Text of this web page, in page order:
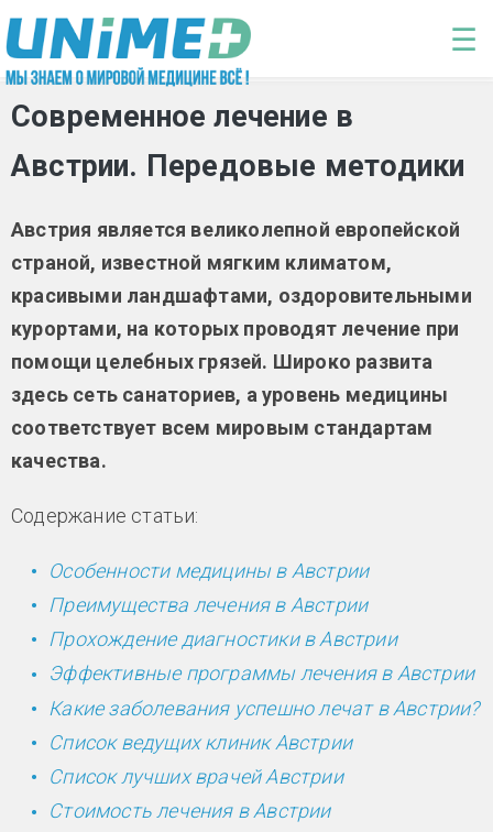
Перейти к основному содержанию
☰
Современное лечение в
Австрии. Передовые методики
Австрия является великолепной европейской
страной, известной мягким климатом,
красивыми ландшафтами, оздоровительными
курортами, на которых проводят лечение при
помощи целебных грязей. Широко развита
здесь сеть санаториев, а уровень медицины
соответствует всем мировым стандартам
качества.
Содержание статьи:
Особенности медицины в Австрии
Преимущества лечения в Австрии
Прохождение диагностики в Австрии
Эффективные программы лечения в Австрии
Какие заболевания успешно лечат в Австрии?
Список ведущих клиник Австрии
Список лучших врачей Австрии
Стоимость лечения в Австрии